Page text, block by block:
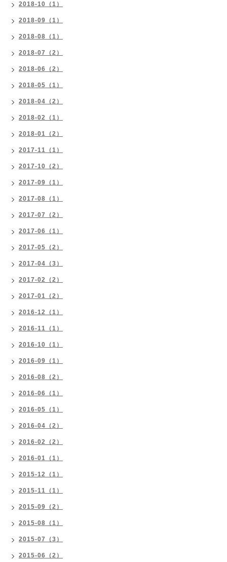
2018-10（1）
2018-09（1）
2018-08（1）
2018-07（2）
2018-06（2）
2018-05（1）
2018-04（2）
2018-02（1）
2018-01（2）
2017-11（1）
2017-10（2）
2017-09（1）
2017-08（1）
2017-07（2）
2017-06（1）
2017-05（2）
2017-04（3）
2017-02（2）
2017-01（2）
2016-12（1）
2016-11（1）
2016-10（1）
2016-09（1）
2016-08（2）
2016-06（1）
2016-05（1）
2016-04（2）
2016-02（2）
2016-01（1）
2015-12（1）
2015-11（1）
2015-09（2）
2015-08（1）
2015-07（3）
2015-06（2）